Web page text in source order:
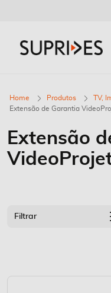
Home Produtos TV,
Extensão de Garantia
Extensão
Filtrar